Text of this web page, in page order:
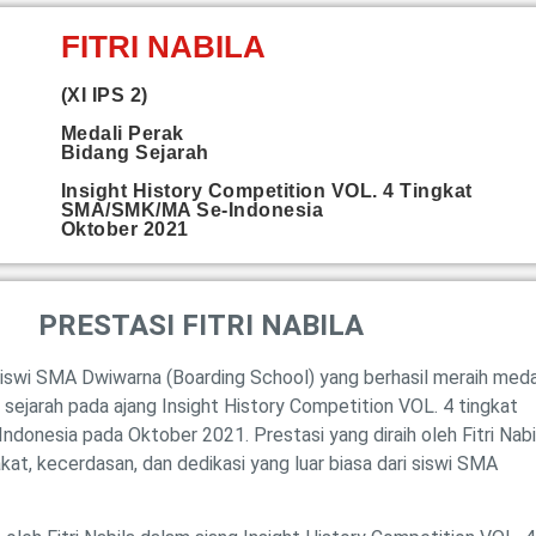
FITRI NABILA
(XI IPS 2)
Medali Perak
Bidang Sejarah
Insight History Competition VOL. 4 Tingkat
SMA/SMK/MA Se-Indonesia
Oktober 2021
PRESTASI FITRI NABILA
SMA Dwiwarna (Boarding School) yang berhasil meraih
pada ajang Insight History Competition VOL. 4 tingkat
pada Oktober 2021. Prestasi yang diraih oleh Fitri
kecerdasan, dan dedikasi yang luar biasa dari siswi SMA